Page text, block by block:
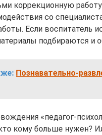
коррекционную
со
Если воспитатель
подбираются и
Познавательно-
«педагог-
кому больше нужен?